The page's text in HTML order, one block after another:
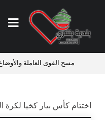
مسح القوى العاملة والأوضاع
اختتام كأس بيار كخيا